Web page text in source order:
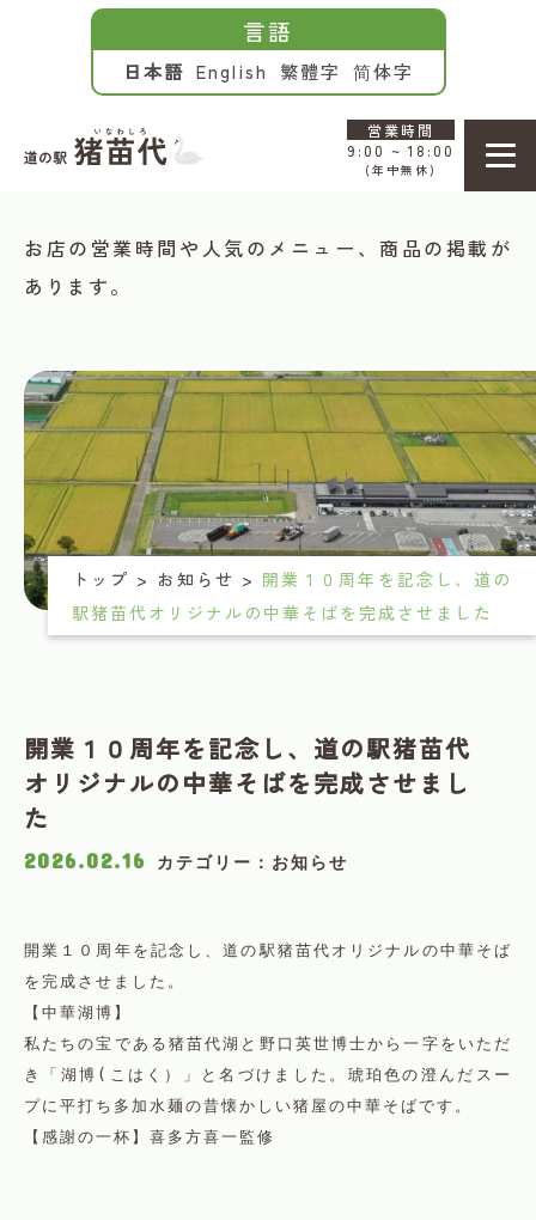
言語
简体字
繁體字
English
日本語
営業時間
9:00 ~ 18:00
(年中無休)
NEWS
お店の営業時間や人気のメニュー、商品の掲載が
あります。
トップ > お知らせ > 開業１０周年を記念し、道の
駅猪苗代オリジナルの中華そばを完成させました
開業１０周年を記念し、道の駅猪苗代
オリジナルの中華そばを完成させまし
た
2026.02.16 カテゴリー：お知らせ
開業１０周年を記念し、道の駅猪苗代オリジナルの中華そば
を完成させました。
【中華湖博】
私たちの宝である猪苗代湖と野口英世博士から一字をいただ
き「湖博(こはく）」と名づけました。琥珀色の澄んだスー
プに平打ち多加水麺の昔懐かしい猪屋の中華そばです。
【感謝の一杯】喜多方喜一監修